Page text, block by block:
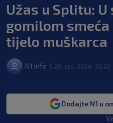
Užas u Splitu: U
gomilom
tijelo muškarca
N1 Info 25. pro. 2024. 22:22
Dodajte N1 u